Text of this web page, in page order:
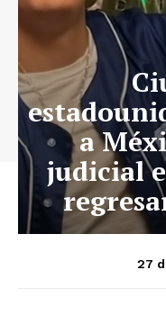
a
judicial
27